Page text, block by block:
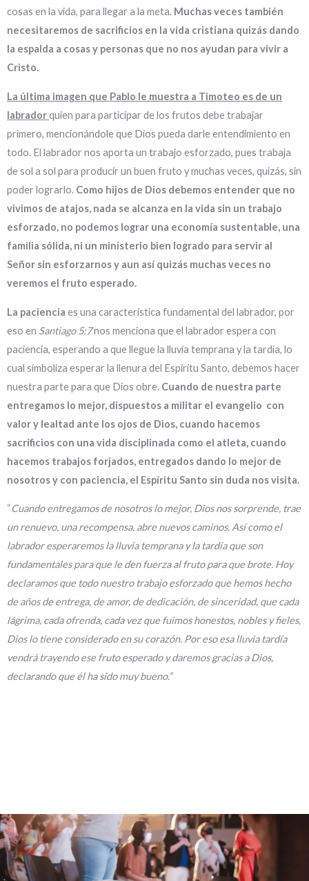
cosas en la vida, para llegar a la meta. Muchas veces también
necesitaremos de sacrificios en la vida cristiana quizás dando
la espalda a cosas y personas que no nos ayudan para vivir a
Cristo.
La última imagen que Pablo le muestra a Timoteo es de un
labradorquien para participar de los frutos debe trabajar
primero, mencionándole que Dios pueda darle entendimiento en
todo. El labrador nos aporta un trabajo esforzado, pues trabaja
de sol a sol para producir un buen fruto y muchas veces, quizás, sin
poder lograrlo. Como hijos de Dios debemos entender que no
vivimos de atajos, nada se alcanza en la vida sin un trabajo
esforzado, no podemos lograr una economía sustentable, una
familia sólida, ni un ministerio bien logrado para servir al
Señor sin esforzarnos y aun así quizás muchas veces no
veremos el fruto esperado.
La paciencia es una característica fundamental del labrador, por
eso en Santiago 5:7nos menciona que el labrador espera con
paciencia, esperando a que llegue la lluvia temprana y la tardía, lo
cual simboliza esperar la llenura del Espíritu Santo, debemos hacer
nuestra parte para que Dios obre. Cuando de nuestra parte
entregamos lo mejor, dispuestos a militar el evangelio con
valor y lealtad ante los ojos de Dios, cuando hacemos
sacrificios con una vida disciplinada como el atleta, cuando
hacemos trabajos forjados, entregados dando lo mejor de
nosotros y con paciencia, el Espíritu Santo sin duda nos visita.
“Cuando entregamos de nosotros lo mejor, Dios nos sorprende, trae
un renuevo, una recompensa, abre nuevos caminos. Así como el
labrador esperaremos la lluvia temprana y la tardía que son
fundamentales para que le den fuerza al fruto para que brote. Hoy
declaramos que todo nuestro trabajo esforzado que hemos hecho
de años de entrega, de amor, de dedicación, de sinceridad, que cada
lágrima, cada ofrenda, cada vez que fuimos honestos, nobles y fieles,
Dios lo tiene considerado en su corazón. Por eso esa lluvia tardía
vendrá trayendo ese fruto esperado y daremos gracias a Dios,
declarando que él ha sido muy bueno.”